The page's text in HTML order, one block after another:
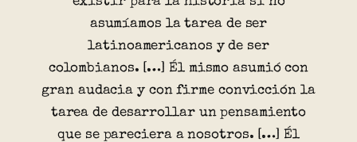
asumíamos la tarea de ser
latinoamericanos y de ser
colombianos. […] Él mismo asumió con
gran audacia y con firme convicción la
tarea de desarrollar un pensamiento
que se pareciera a nosotros. […] Él